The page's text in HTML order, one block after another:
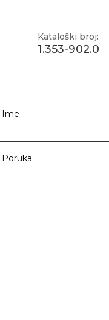
Kataloški broj:
1.353-902.0